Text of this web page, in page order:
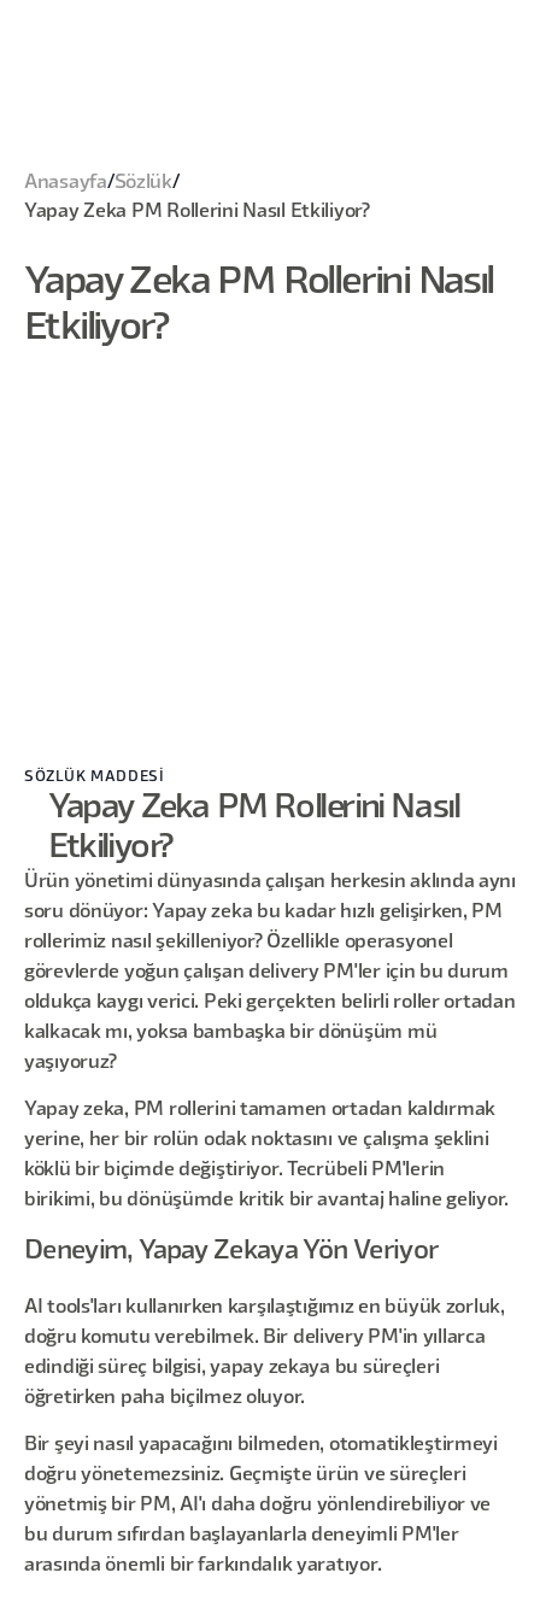
Anasayfa/Sözlük/
Yapay Zeka PM Rollerini Nasıl Etkiliyor?
Yapay Zeka PM Rollerini Nasıl
Etkiliyor?
SÖZLÜK MADDESİ
Yapay Zeka PM Rollerini Nasıl
Etkiliyor?
Ürün yönetimi dünyasında çalışan herkesin aklında aynı
soru dönüyor: Yapay zeka bu kadar hızlı gelişirken, PM
rollerimiz nasıl şekilleniyor? Özellikle operasyonel
görevlerde yoğun çalışan delivery PM'ler için bu durum
oldukça kaygı verici. Peki gerçekten belirli roller ortadan
kalkacak mı, yoksa bambaşka bir dönüşüm mü
yaşıyoruz?
Yapay zeka, PM rollerini tamamen ortadan kaldırmak
yerine, her bir rolün odak noktasını ve çalışma şeklini
köklü bir biçimde değiştiriyor. Tecrübeli PM'lerin
birikimi, bu dönüşümde kritik bir avantaj haline geliyor.
Deneyim, Yapay Zekaya Yön Veriyor
AI tools'ları kullanırken karşılaştığımız en büyük zorluk,
doğru komutu verebilmek. Bir delivery PM'in yıllarca
edindiği süreç bilgisi, yapay zekaya bu süreçleri
öğretirken paha biçilmez oluyor.
Bir şeyi nasıl yapacağını bilmeden, otomatikleştirmeyi
doğru yönetemezsiniz. Geçmişte ürün ve süreçleri
yönetmiş bir PM, AI'ı daha doğru yönlendirebiliyor ve
bu durum sıfırdan başlayanlarla deneyimli PM'ler
arasında önemli bir farkındalık yaratıyor.